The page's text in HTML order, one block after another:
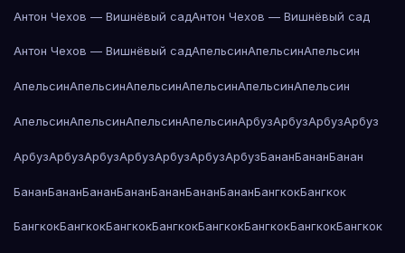
Антон Чехов — Вишнёвый садАнтон Чехов — Вишнёвый сад
Антон Чехов — Вишнёвый садАпельсинАпельсинАпельсин
АпельсинАпельсинАпельсинАпельсинАпельсинАпельсин
АпельсинАпельсинАпельсинАпельсинАрбузАрбузАрбузАрбуз
АрбузАрбузАрбузАрбузАрбузАрбузАрбузБананБананБанан
БананБананБананБананБананБананБананБангкокБангкок
БангкокБангкокБангкокБангкокБангкокБангкокБангкокБангкок